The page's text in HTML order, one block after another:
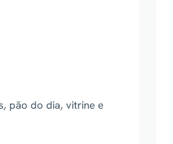
pão do dia, vitrine e